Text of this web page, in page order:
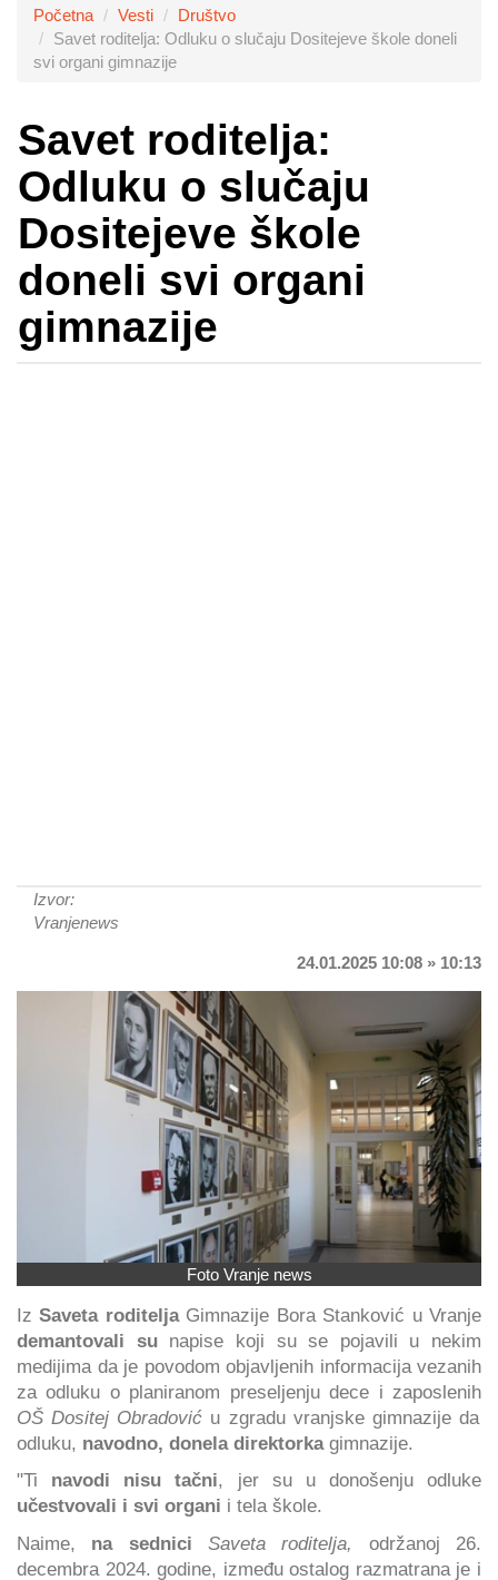
Početna Vesti
Društvo
Savet roditelja: Odluku o slučaju Dositejeve škole doneli
svi organi gimnazije
Savet roditelja:
Odluku o slučaju
Dositejeve škole
doneli svi organi
gimnazije
Izvor:
Vranjenews
24.01.2025 10:08 » 10:13
Foto Vranje news
IzSaveta roditeljaGimnazije Bora Stanković u Vranje
demantovali sunapise koji su se pojavili u nekim
medijima da je povodom objavljenih informacija vezanih
za odluku o planiranom preseljenju dece i zaposlenih
OŠ Dositej Obradović u zgradu vranjske gimnazije da
odluku, navodno, donela direktorkagimnazije.
"Ti navodi nisu tačni, jer su u donošenju odluke
učestvovali i svi organi i tela škole.
Naime, na sednici Saveta roditelja, održanoj 26.
decembra 2024. godine, između ostalog razmatrana je i